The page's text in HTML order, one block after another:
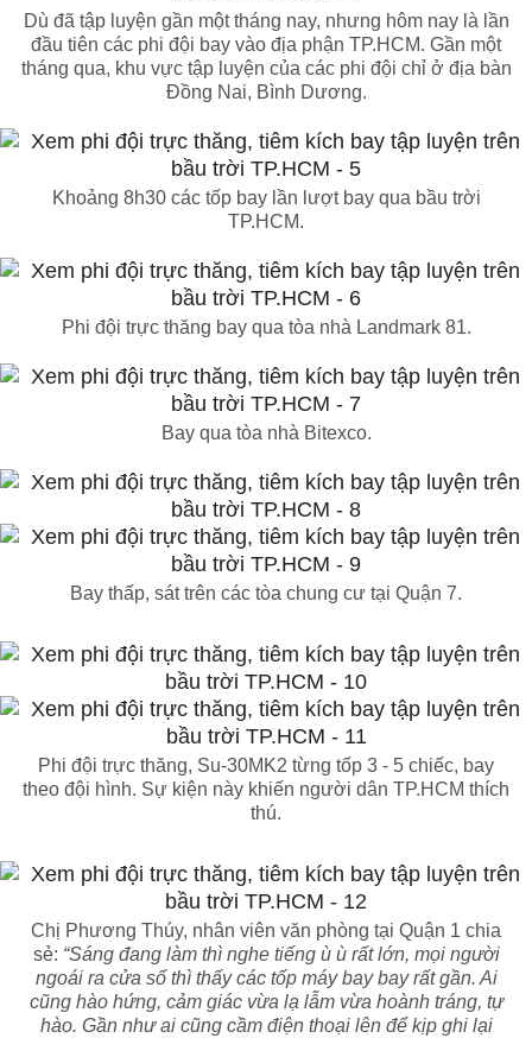
Dù đã tập luyện gần một tháng nay, nhưng hôm nay là lần
đầu tiên các phi đội bay vào địa phận TP.HCM. Gần một
tháng qua, khu vực tập luyện của các phi đội chỉ ở địa bàn
Đồng Nai, Bình Dương.
Khoảng 8h30 các tốp bay lần lượt bay qua bầu trời
TP.HCM.
Phi đội trực thăng bay qua tòa nhà Landmark 81.
Bay qua tòa nhà Bitexco.
Bay thấp, sát trên các tòa chung cư tại Quận 7.
Phi đội trực thăng, Su-30MK2 từng tốp 3 - 5 chiếc, bay
theo đội hình. Sự kiện này khiến người dân TP.HCM thích
thú.
Chị Phương Thúy, nhân viên văn phòng tại Quận 1 chia
sẻ: “Sáng đang làm thì nghe tiếng ù ù rất lớn, mọi người
ngoái ra cửa sổ thì thấy các tốp máy bay bay rất gần. Ai
cũng hào hứng, cảm giác vừa lạ lẫm vừa hoành tráng, tự
hào. Gần như ai cũng cầm điện thoại lên để kịp ghi lại